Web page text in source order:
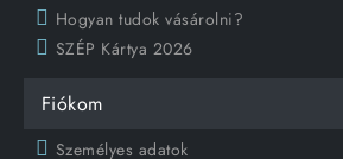
Hogyan tudok vásárolni?
SZÉP Kártya 2026
Fiókom
Személyes adatok